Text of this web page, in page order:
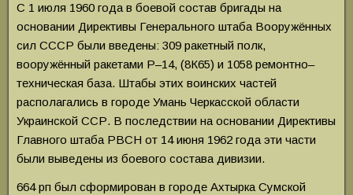
С 1 июля 1960 года в боевой состав бригады на
основании Директивы Генерального штаба Вооружённых
сил СССР были введены: 309 ракетный полк,
вооружённый ракетами Р–14, (8К65) и 1058 ремонтно–
техническая база. Штабы этих воинских частей
располагались в городе Умань Черкасской области
Украинской ССР. В последствии на основании Директивы
Главного штаба РВСН от 14 июня 1962 года эти части
были выведены из боевого состава дивизии.
664 рп был сформирован в городе Ахтырка Сумской